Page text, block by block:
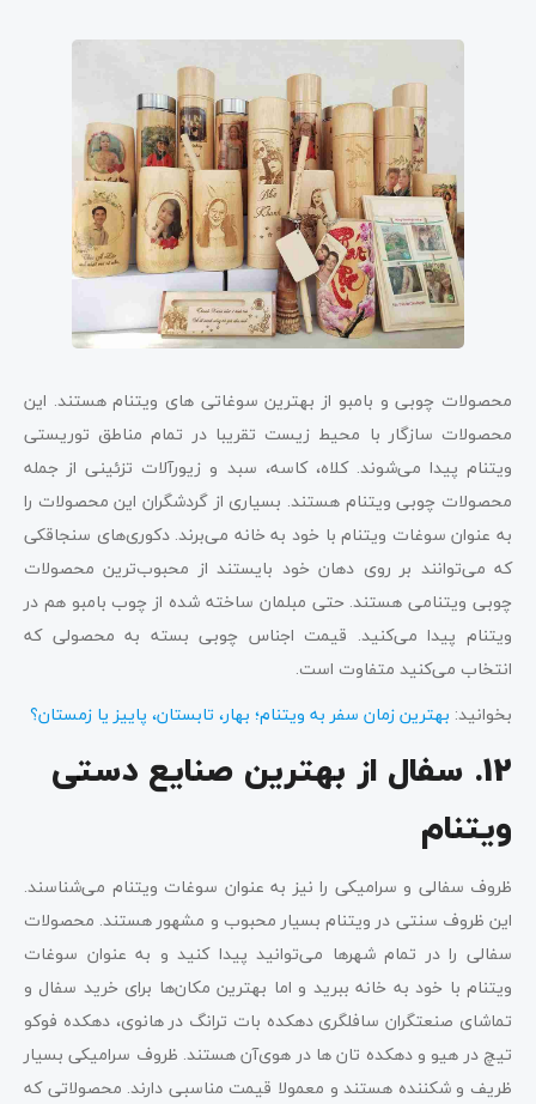
محصولات چوبی و بامبو از بهترین سوغاتی های ویتنام هستند. این
محصولات سازگار با محیط زیست تقریبا در تمام مناطق توریستی
ویتنام پیدا می‌شوند. کلاه، کاسه، سبد و زیورآلات تزئینی از جمله
محصولات چوبی ویتنام هستند. بسیاری از گردشگران این محصولات را
به عنوان سوغات ویتنام با خود به خانه می‌برند. دکوری‌های سنجاقکی
که می‌توانند بر روی دهان خود بایستند از محبوب‌ترین محصولات
چوبی ویتنامی هستند. حتی مبلمان ساخته شده از چوب بامبو هم در
ویتنام پیدا می‌کنید. قیمت اجناس چوبی بسته به محصولی که
انتخاب می‌کنید متفاوت است.
بخوانید: بهترین زمان سفر به ویتنام؛ بهار، تابستان، پاییز یا زمستان؟
12. سفال از بهترین صنایع دستی
ویتنام
ظروف سفالی و سرامیکی را نیز به عنوان سوغات ویتنام می‌شناسند.
این ظروف سنتی در ویتنام بسیار محبوب و مشهور هستند. محصولات
سفالی را در تمام شهرها می‌توانید پیدا کنید و به عنوان سوغات
ویتنام با خود به خانه ببرید و اما بهترین مکان‌ها برای خرید سفال و
تماشای صنعتگران سافلگری دهکده‌ بات ترانگ در هانوی، دهکده فوکو
تیچ در هیو و دهکده تان ها در هوی‌آن هستند. ظروف سرامیکی بسیار
ظریف و شکننده هستند و معمولا قیمت مناسبی دارند. محصولاتی که